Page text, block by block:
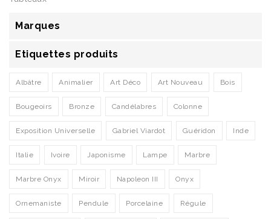
Marques
Etiquettes produits
Albâtre Animalier Art Déco Art Nouveau Bois
Bougeoirs Bronze Candélabres Colonne
Exposition Universelle Gabriel Viardot Guéridon Inde
Italie Ivoire Japonisme Lampe Marbre
Marbre Onyx Miroir Napoleon III Onyx
Ornemaniste Pendule Porcelaine Régule